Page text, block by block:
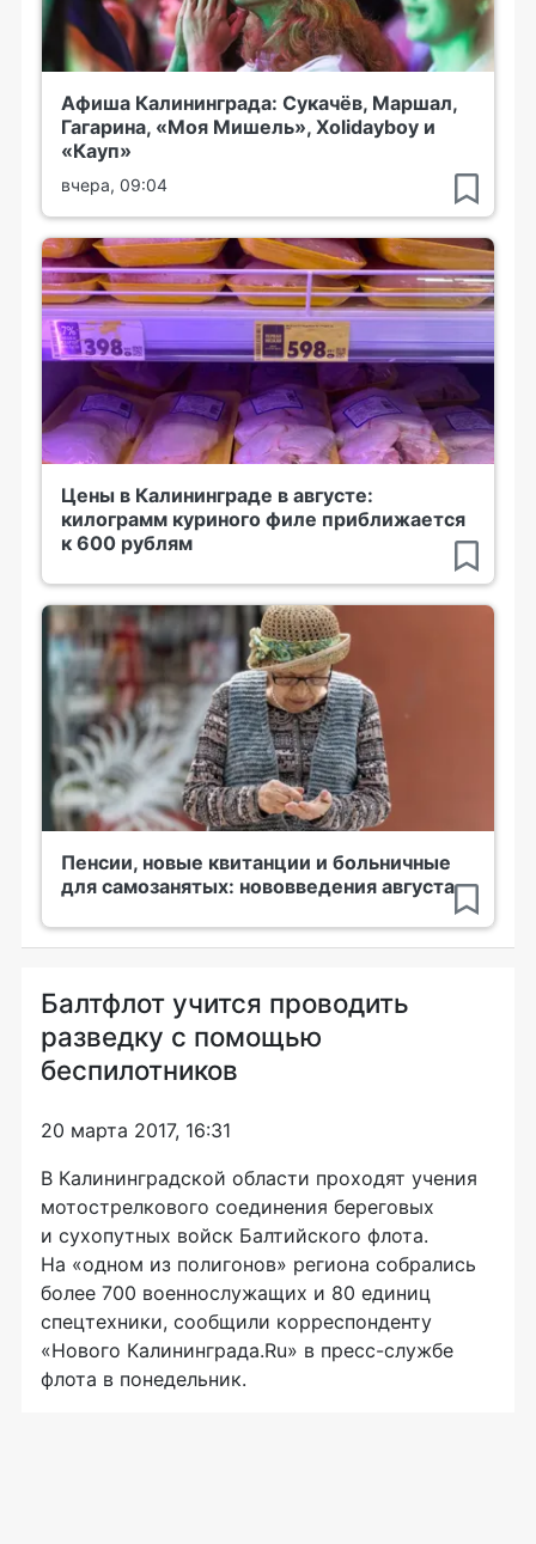
Афиша Калининграда: Сукачёв, Маршал,
Гагарина, «Моя Мишель», Xolidayboy и
«Кауп»
вчера, 09:04
Цены в Калининграде в августе:
килограмм куриного филе приближается
к 600 рублям
Пенсии, новые квитанции и больничные
для самозанятых: нововведения августа
Балтфлот учится проводить
разведку с помощью
беспилотников
20 марта 2017, 16:31
В Калининградской области проходят учения
мотострелкового соединения береговых
и сухопутных войск Балтийского флота.
На «одном из полигонов» региона собрались
более 700 военнослужащих и 80 единиц
спецтехники, сообщили корреспонденту
«Нового Калининграда.Ru» в пресс-службе
флота в понедельник.